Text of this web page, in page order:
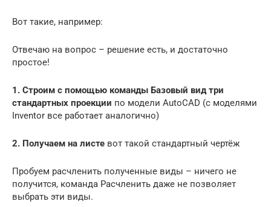
Вот такие, например:
Отвечаю на вопрос – решение есть, и достаточно
простое!
1. Строим с помощью команды Базовый вид три
стандартных проекции по модели AutoCAD (с моделями
Inventor все работает аналогично)
2. Получаем на листе вот такой стандартный чертёж
Пробуем расчленить полученные виды – ничего не
получится, команда Расчленить даже не позволяет
выбрать эти виды.